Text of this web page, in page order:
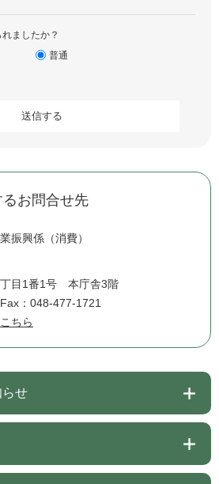
ましたか？
普通
お問合せ先
振興係（消費）
目1番1号 本庁舎3階
Fax：048-477-1721
ちら
せ